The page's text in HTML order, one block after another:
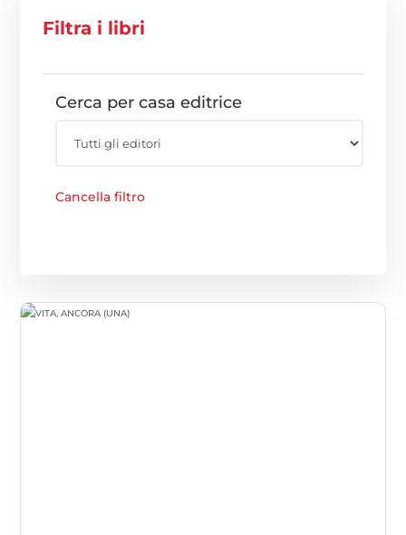
Filtra i libri
Cerca per casa editrice
Cancella filtro